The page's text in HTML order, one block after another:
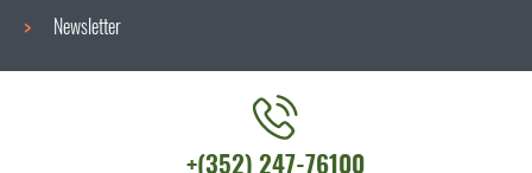
Newsletter
+(352) 247-76100